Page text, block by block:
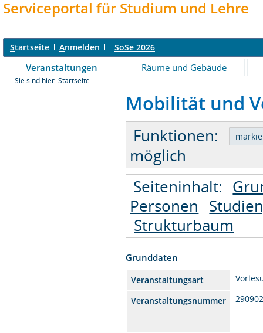
Serviceportal für Studium und Lehre
Startseite Anmelden SoSe 2026
Veranstaltungen Räume und Gebäude
Sie sind hier: Startseite
Mobilität und
Funktionen:
möglich
Seiteninhalt:
Personen
Strukturbaum
Grunddaten
Veranstaltungsart
Veranstaltungsnummer